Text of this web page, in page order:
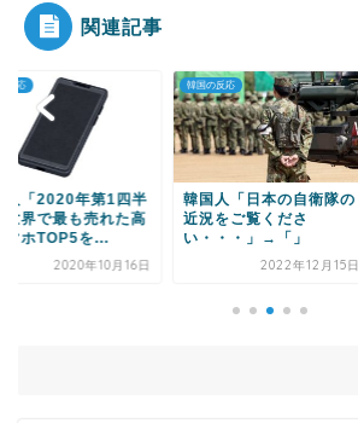
Powered by livedoor 相互RSS
関連記事
反応
人「2020年第1四半
世界で最も売れた高
マホTOP5を...
2020年10月16日
韓国の反応
韓国人「日本の自衛隊の
近況をご覧くださ
い・・・」→「」
2022年12月15日